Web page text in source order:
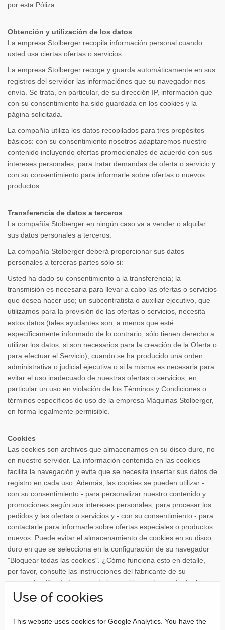
por esta Póliza.
Obtención y utilización de los datos
La empresa Stolberger recopila información personal cuando
usted usa ciertas ofertas o servicios.
La empresa Stolberger recoge y guarda automáticamente en sus
registros del servidor las informaciónes que su navegador nos
envía. Se trata, en particular, de su dirección IP, información que
con su consentimiento ha sido guardada en los cookies y la
página solicitada.
La compañía utiliza los datos recopilados para tres propósitos
básicos: con su consentimiento nosotros adaptaremos nuestro
contenido incluyendo ofertas promocionales de acuerdo con sus
intereses personales, para tratar demandas de oferta o servicio y
con su consentimiento para informarle sobre ofertas o nuevos
productos.
Transferencia de datos a terceros
La compañía Stolberger en ningún caso va a vender o alquilar
sus datos personales a terceros.
La compañía Stolberger deberá proporcionar sus datos
personales a terceras partes sólo si:
Usted ha dado su consentimiento a la transferencia; la
transmisión es necesaria para llevar a cabo las ofertas o servicios
que desea hacer uso; un subcontratista o auxiliar ejecutivo, que
utilizamos para la provisión de las ofertas o servicios, necesita
estos datos (tales ayudantes son, a menos que esté
específicamente informado de lo contrario, sólo tienen derecho a
utilizar los datos, si son necesarios para la creación de la Oferta o
para efectuar el Servicio); cuando se ha producido una orden
administrativa o judicial ejecutiva o si la misma es necesaria para
evitar el uso inadecuado de nuestras ofertas o servicios, en
particular un uso en violación de los Términos y Condiciones o
términos específicos de uso de la empresa Máquinas Stolberger,
en forma legalmente permisible.
Cookies
Las cookies son archivos que almacenamos en su disco duro, no
en nuestro servidor. La información contenida en las cookies
facilita la navegación y evita que se necesita insertar sus datos de
registro en cada uso. Además, las cookies se pueden utilizar -
con su consentimiento - para personalizar nuestro contenido y
promociones según sus intereses personales, para procesar los
pedidos y las ofertas o servicios y - con su consentimiento - para
contactarle para informarle sobre ofertas especiales o productos
nuevos. Puede evitar el almacenamiento de cookies en su disco
duro en que se selecciona en la configuración de su navegador
"Bloquear todas las cookies". ¿Cómo funciona esto en detalle,
por favor, consulte las instrucciones del fabricante de su
navegador. Si usted no acepta las cookies, esto puede dar lugar
a restricciones funcionales en nuestro sitio.
datos que obtenemos de usted en las cookies en su disco duro y
Use of cookies
This website uses cookies for Google Analytics. You have the